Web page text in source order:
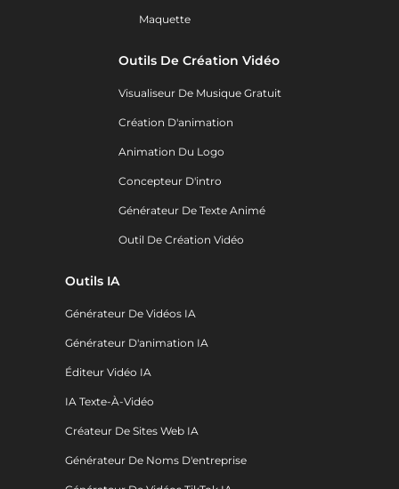
Maquette
Outils De Création Vidéo
Visualiseur De Musique Gratuit
Création D'animation
Animation Du Logo
Concepteur D'intro
Générateur De Texte Animé
Outil De Création Vidéo
Outils IA
Générateur De Vidéos IA
Générateur D'animation IA
Éditeur Vidéo IA
IA Texte-À-Vidéo
Créateur De Sites Web IA
Générateur De Noms D'entreprise